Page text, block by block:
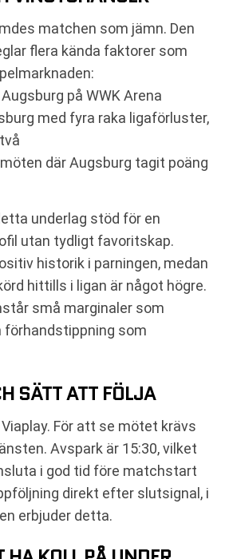
matchen som jämn. Den
flera kända faktorer som
på WWK Arena
med fyra raka ligaförluster,
där Augsburg tagit poäng
underlag stöd för en
utan tydligt favoritskap.
historik i parningen, medan
hittills i ligan är något högre.
små marginaler som
förhandstippning som
SÄTT ATT FÖLJA
För att se mötet krävs
Avspark är 15:30, vilket
i god tid före matchstart
direkt efter slutsignal, i
erbjuder detta.